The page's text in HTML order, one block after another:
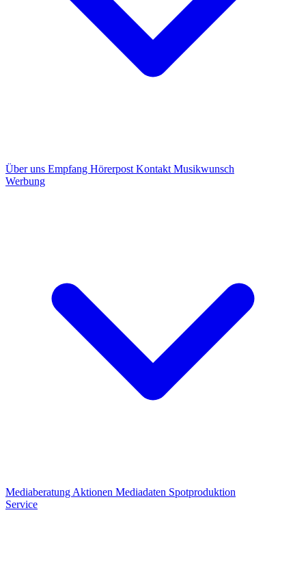
Über uns Empfang Hörerpost Kontakt Musikwunsch
Werbung
Mediaberatung Aktionen Mediadaten Spotproduktion
Service